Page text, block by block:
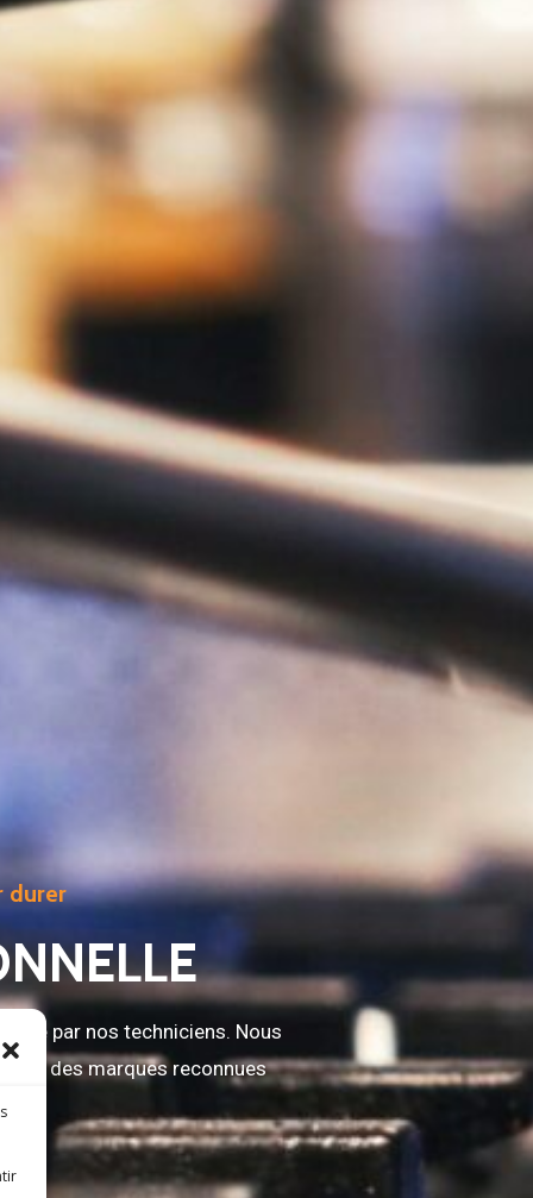
durer
par nos techniciens. Nous
des marques reconnues